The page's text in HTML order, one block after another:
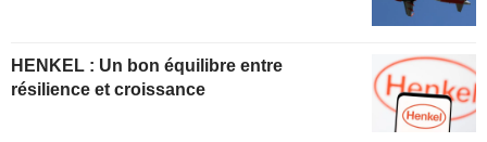
HENKEL : Un bon équilibre entre
résilience et croissance